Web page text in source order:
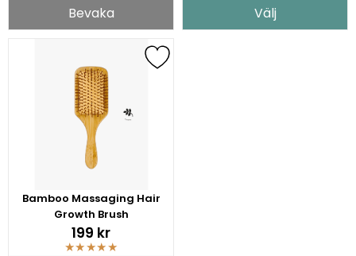
Bevaka Välj
Bamboo Massaging Hair
Growth Brush
★★★★★
199 kr